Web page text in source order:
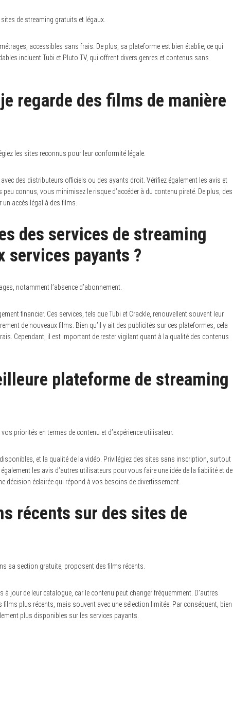
de streaming gratuits et légaux.
accessibles sans frais. De plus, sa plateforme est bien établie, ce qui
incluent Tubi et Pluto TV, qui offrent divers genres et contenus sans
regarde des films de manière
les sites reconnus pour leur conformité légale.
des distributeurs officiels ou des ayants droit. Vérifiez également les avis et
connus, vous minimisez le risque d’accéder à du contenu piraté. De plus, des
accès légal à des films.
des services de streaming
services payants ?
notamment l’absence d’abonnement.
financier. Ces services, tels que Tubi et Crackle, renouvellent souvent leur
de nouveaux films. Bien qu’il y ait des publicités sur ces plateformes, cela
Cependant, il est important de rester vigilant quant à la qualité des contenus
plateforme de streaming
priorités en termes de contenu et d’expérience utilisateur.
et la qualité de la vidéo. Privilégiez des sites sans inscription, surtout
les avis d’autres utilisateurs pour vous faire une idée de la fiabilité et de
décision éclairée qui répond à vos besoins de divertissement.
récents sur des sites de
sa section gratuite, proposent des films récents.
à jour de leur catalogue, car le contenu peut changer fréquemment. D’autres
plus récents, mais souvent avec une sélection limitée. Par conséquent, bien
plus disponibles sur les services payants.